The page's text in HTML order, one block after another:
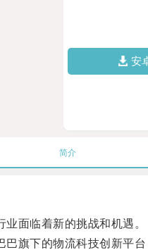
安
简介
面临着新的挑战和机遇。
下的物流科技创新平台